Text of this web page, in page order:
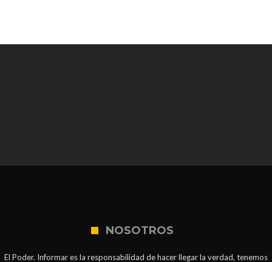
NOSOTROS
El Poder. Informar es la responsabilidad de hacer llegar la verdad, tenemos